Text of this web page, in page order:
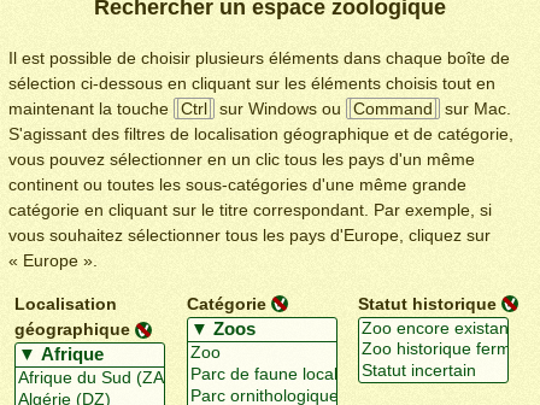
Rechercher un espace zoologique
Il est possible de choisir plusieurs éléments dans chaque boîte de
sélection ci-dessous en cliquant sur les éléments choisis tout en
maintenant la touche
Ctrl sur Windows ou Command
sur Mac.
S'agissant des filtres de localisation géographique et de catégorie,
vous pouvez sélectionner en un clic tous les pays d'un même
continent ou toutes les sous-catégories d'une même grande
catégorie en cliquant sur le titre correspondant. Par exemple, si
vous souhaitez sélectionner tous les pays d'Europe, cliquez sur
« Europe ».
Localisation
géographique
Catégorie Statut historique